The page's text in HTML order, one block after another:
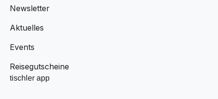
Newsletter
Aktuelles
Events
Reisegutscheine
tischler app